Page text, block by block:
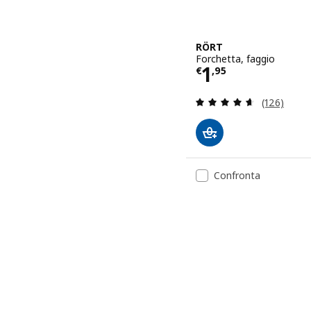
RÖRT
Forchetta, faggio
€1,95
Prezzo € 1,95
(126)
Confronta